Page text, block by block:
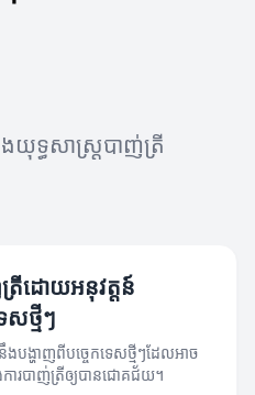
ទ្ធសាស្ត្របាញ់ត្រី
រីដោយអនុវត្តន៍
សថ្មីៗ
ងបង្ហាញពីបច្ចេកទេសថ្មីៗដែលអាច
ការបាញ់ត្រីឲ្យបានជោគជ័យ។